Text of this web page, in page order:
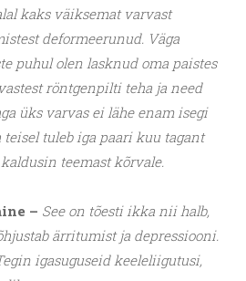
kaks väiksemat varvast
deformeerunud. Väga
puhul olen lasknud oma paistes
röntgenpilti teha ja need
üks varvas ei lähe enam isegi
teisel tuleb iga paari kuu tagant
teemast kõrvale.
– See on tõesti ikka nii halb,
ärritumist ja depressiooni.
igasuguseid keeleliigutusi,